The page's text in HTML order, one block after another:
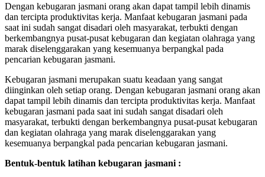
Dengan kebugaran jasmani orang akan dapat tampil lebih dinamis
dan tercipta produktivitas kerja. Manfaat kebugaran jasmani pada
saat ini sudah sangat disadari oleh masyarakat, terbukti dengan
berkembangnya pusat-pusat kebugaran dan kegiatan olahraga yang
marak diselenggarakan yang kesemuanya berpangkal pada
pencarian kebugaran jasmani.
Kebugaran jasmani merupakan suatu keadaan yang sangat
diinginkan oleh setiap orang. Dengan kebugaran jasmani orang akan
dapat tampil lebih dinamis dan tercipta produktivitas kerja. Manfaat
kebugaran jasmani pada saat ini sudah sangat disadari oleh
masyarakat, terbukti dengan berkembangnya pusat-pusat kebugaran
dan kegiatan olahraga yang marak diselenggarakan yang
kesemuanya berpangkal pada pencarian kebugaran jasmani.
Bentuk-bentuk latihan kebugaran jasmani :